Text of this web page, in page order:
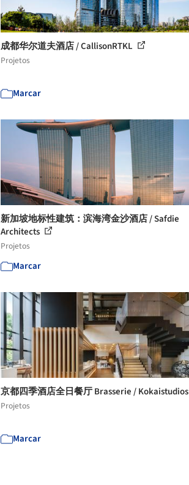
成都华尔道夫酒店 / CallisonRTKL
Projetos
Marcar
新加坡地标性建筑：滨海湾金沙酒店 / Safdie
Architects
Projetos
Marcar
京都四季酒店全日餐厅 Brasserie / Kokaistudios
Projetos
Marcar